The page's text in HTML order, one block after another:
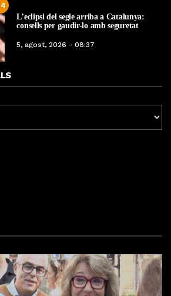
L’eclipsi del segle arriba a Catalunya:
consells per gaudir-lo amb seguretat
5, agost, 2026 - 08:37